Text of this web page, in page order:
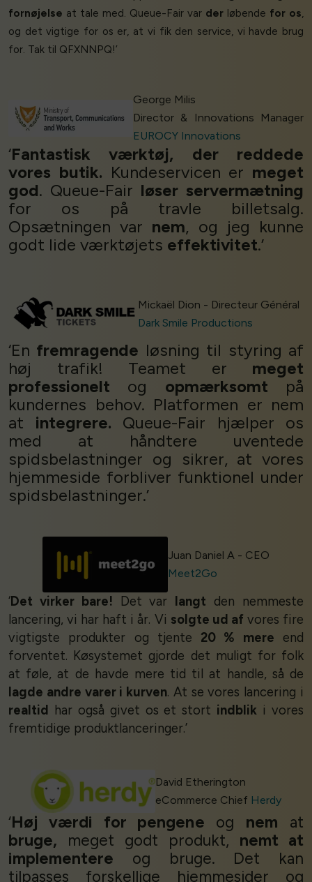
fornøjelse at tale med. Queue-Fair var der løbende for os,
og det vigtige for os er, at vi fik den service, vi havde brug
for. Tak til QFXNNPQ!’
George Milis
Director & Innovations Manager
EUROCY Innovations
‘Fantastisk værktøj, der reddede
vores butik. Kundeservicen er meget
god. Queue-Fair løser servermætning
for os på travle billetsalg.
Opsætningen var nem, og jeg kunne
godt lide værktøjets effektivitet.’
Mickaël Dion - Directeur Général
Dark Smile Productions
‘En fremragende løsning til styring af
høj trafik! Teamet er meget
professionelt og opmærksomt på
kundernes behov. Platformen er nem
at integrere. Queue-Fair hjælper os
med at håndtere uventede
spidsbelastninger og sikrer, at vores
hjemmeside forbliver funktionel under
spidsbelastninger.’
Juan Daniel A - CEO
Meet2Go
‘Det virker bare! Det var langt den nemmeste
lancering, vi har haft i år. Vi solgte ud af vores fire
vigtigste produkter og tjente 20 % mere end
forventet. Køsystemet gjorde det muligt for folk
at føle, at de havde mere tid til at handle, så de
lagde andre varer i kurven. At se vores lancering i
realtid har også givet os et stort indblik i vores
fremtidige produktlanceringer.’
David Etherington
eCommerce Chief Herdy
‘Høj værdi for pengene og nem at
bruge, meget godt produkt, nemt at
implementere og bruge. Det kan
tilpasses forskellige hjemmesider og